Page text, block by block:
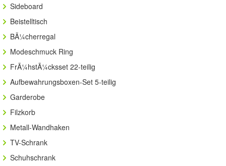
Sideboard
Beistelltisch
BÃ¼cherregal
Modeschmuck Ring
FrÃ¼hstÃ¼cksset 22-teilig
Aufbewahrungsboxen-Set 5-teilig
Garderobe
Filzkorb
Metall-Wandhaken
TV-Schrank
Schuhschrank